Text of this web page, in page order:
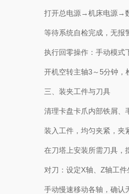
打开总电源→机床电源→数
等待系统自检完成，无报
执行回零操作：手动模式下
开机空转主轴3～5分钟，
三、装夹工件与刀具
清理卡盘卡爪内部铁屑、毛
装入工件，均匀夹紧，夹
在刀塔上安装所需刀具，摆
对刀：设定X轴、Z轴工件
手动慢速移动各轴，确认